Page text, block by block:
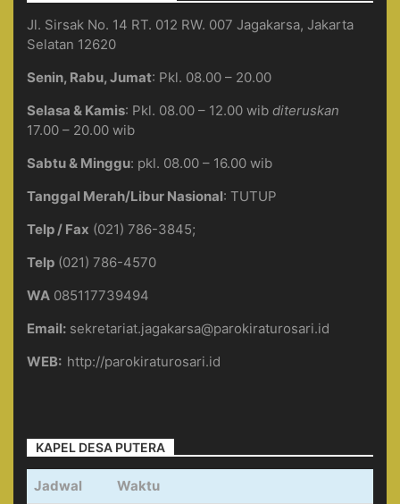
Jl. Sirsak No. 14 RT. 012 RW. 007 Jagakarsa, Jakarta
Selatan 12620
Senin, Rabu, Jumat: Pkl. 08.00 – 20.00
Selasa & Kamis: Pkl. 08.00 – 12.00 wib diteruskan
17.00 – 20.00 wib
Sabtu & Minggu: pkl. 08.00 – 16.00 wib
Tanggal Merah/Libur Nasional: TUTUP
Telp / Fax (021) 786-3845;
Telp (021) 786-4570
WA 085117739494
Email: sekretariat.jagakarsa@parokiraturosari.id
WEB: http://parokiraturosari.id
KAPEL DESA PUTERA
Jadwal Waktu